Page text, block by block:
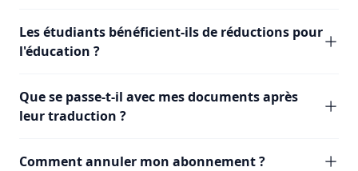
Les étudiants bénéficient-ils de réductions pour
l'éducation ?
Que se passe-t-il avec mes documents après
leur traduction ?
Comment annuler mon abonnement ?